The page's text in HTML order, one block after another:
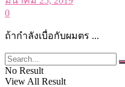
0
ถ้ากำลังเบื่อกับผมตร ...
No Result
View All Result